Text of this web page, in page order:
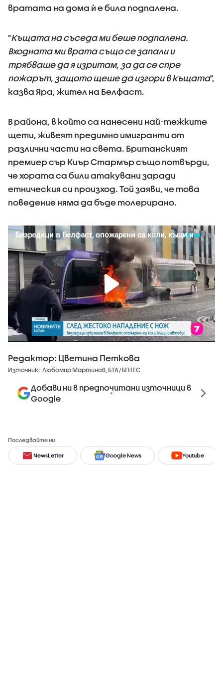
вратата на дома ѝ е била подпалена.
"Къщата на съседа ми беше подпалена.
Входната ми врата също се запали и
трябваше да я изритам, за да се спре
пожарът, защото щеше да изгори в къщата",
казва Яра, жител на Белфаст.
В района, в който са нанесени най-тежките
щети, живеят предимно имигранти от
различни части на света. Британският
премиер сър Киър Стармър също потвърди,
че хората са били атакувани заради
етническия си произход. Той заяви, че това
поведение няма да бъде толерирано.
Редактор: Цветина Петкова
Източник: Любомир Мартинов, БТА/БГНЕС
Добави ни в предпочитани източници в
Google
Последвайте ни
NewsLetter Google News Youtube